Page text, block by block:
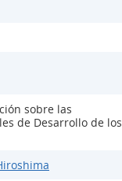
sobre las
de Desarrollo de los